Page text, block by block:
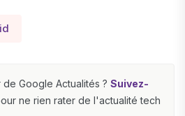
Google Actualités ? Suivez-
ne rien rater de l'actualité tech